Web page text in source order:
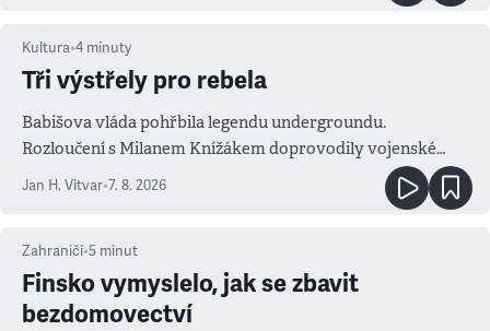
Kultura•4 minuty
Tři výstřely pro rebela
Babišova vláda pohřbila legendu undergroundu.
Rozloučení s Milanem Knížákem doprovodily vojenské
salvy i kritika pokrokářů
Jan H. Vitvar•7. 8. 2026
Zahraničí•5 minut
Finsko vymyslelo, jak se zbavit
bezdomovectví